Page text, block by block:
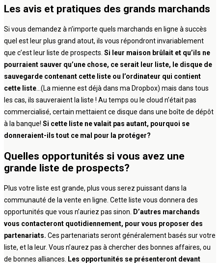
Les avis et pratiques des grands marchands
Si vous demandez à n’importe quels marchands en ligne à succès
quel est leur plus grand atout, ils vous répondront invariablement
que c’est leur liste de prospects. Si leur maison brûlait et qu’ils ne
pourraient sauver qu’une chose, ce serait leur liste, le disque de
sauvegarde contenant cette liste ou l’ordinateur qui contient
cette liste…(La mienne est déjà dans ma Dropbox) mais dans tous
les cas, ils sauveraient la liste ! Au temps ou le cloud n’était pas
commercialisé, certain mettaient ce disque dans une boîte de dépôt
à la banque! Si cette liste ne valait pas autant, pourquoi se
donneraient-ils tout ce mal pour la protéger?
Quelles opportunités si vous avez une
grande liste de prospects?
Plus votre liste est grande, plus vous serez puissant dans la
communauté de la vente en ligne. Cette liste vous donnera des
opportunités que vous n’auriez pas sinon.
D’autres marchands
vous contacteront quotidiennement, pour vous proposer des
partenariats. Ces partenariats seront généralement basés sur votre
liste, et la leur. Vous n’aurez pas à chercher des bonnes affaires, ou
de bonnes alliances.
Les opportunités se présenteront devant